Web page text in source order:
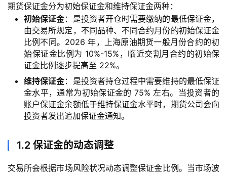
期货保证金分为初始保证金和维持保证金两种：
初始保证金：是投资者开仓时需要缴纳的最低保证金，
由交易所规定，不同品种、不同合约月份的初始保证金
比例不同。2026 年，上海原油期货一般月份合约的初
始保证金比例为 10%-15%，临近交割月合约的初始保
证金比例逐步提高至 22%。
维持保证金：是投资者持仓过程中需要维持的最低保证
金水平，通常为初始保证金的 75% 左右。当投资者的
账户保证金余额低于维持保证金水平时，期货公司会向
投资者发出追加保证金通知。
1.2 保证金的动态调整
交易所会根据市场风险状况动态调整保证金比例。当市场波